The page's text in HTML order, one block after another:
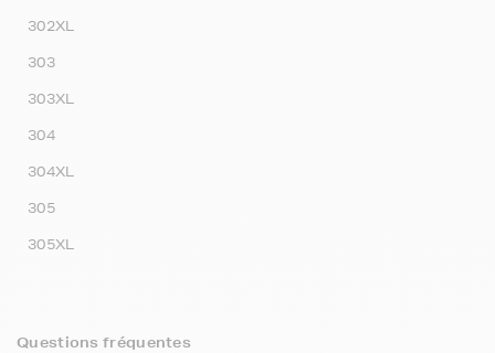
302XL
303
303XL
304
304XL
305
305XL
Questions fréquentes